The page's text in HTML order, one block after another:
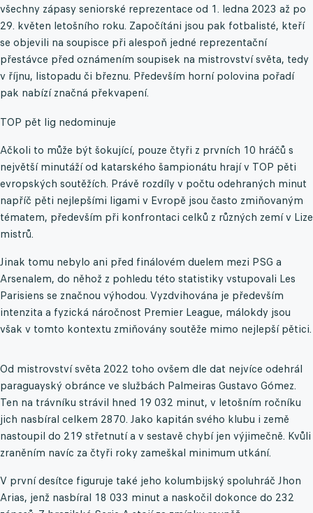
všechny zápasy seniorské reprezentace od 1. ledna 2023 až po
29. květen letošního roku. Započítáni jsou pak fotbalisté, kteří
se objevili na soupisce při alespoň jedné reprezentační
přestávce před oznámením soupisek na mistrovství světa, tedy
v říjnu, listopadu či březnu. Především horní polovina pořadí
pak nabízí značná překvapení.
TOP pět lig nedominuje
Ačkoli to může být šokující, pouze čtyři z prvních 10 hráčů s
největší minutáží od katarského šampionátu hrají v TOP pěti
evropských soutěžích. Právě rozdíly v počtu odehraných minut
napříč pěti nejlepšími ligami v Evropě jsou často zmiňovaným
tématem, především při konfrontaci celků z různých zemí v Lize
mistrů.
Jinak tomu nebylo ani před finálovém duelem mezi PSG a
Arsenalem, do něhož z pohledu této statistiky vstupovali Les
Parisiens se značnou výhodou. Vyzdvihována je především
intenzita a fyzická náročnost Premier League, málokdy jsou
však v tomto kontextu zmiňovány soutěže mimo nejlepší pětici.
Od mistrovství světa 2022 toho ovšem dle dat nejvíce odehrál
paraguayský obránce ve službách Palmeiras Gustavo Gómez.
Ten na trávníku strávil hned 19 032 minut, v letošním ročníku
jich nasbíral celkem 2870. Jako kapitán svého klubu i země
nastoupil do 219 střetnutí a v sestavě chybí jen výjimečně. Kvůli
zraněním navíc za čtyři roky zameškal minimum utkání.
V první desítce figuruje také jeho kolumbijský spoluhráč Jhon
Arias, jenž nasbíral 18 033 minut a naskočil dokonce do 232